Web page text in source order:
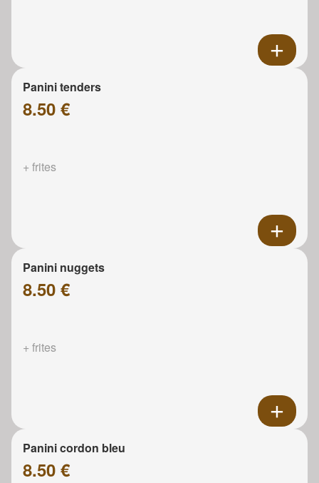
Panini tenders
8.50 €
+ frites
Panini nuggets
8.50 €
+ frites
Panini cordon bleu
8.50 €